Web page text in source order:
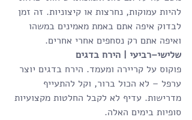
להיות עמוקות, נחרצות או קיצוניות. זה זמן
לבדוק איפה אתם באמת מאמינים במשהו
ואיפה אתם רק נסחפים אחרי אחרים.
שלישי–רביעי | הירח בדגים
פוקוס על קריירה ומעמד. הירח בדגים יוצר
ערפל – לא הכול ברור, וקל להתעייף
מדרישות. עדיף לא לקבל החלטות מקצועיות
סופיות בימים האלה.